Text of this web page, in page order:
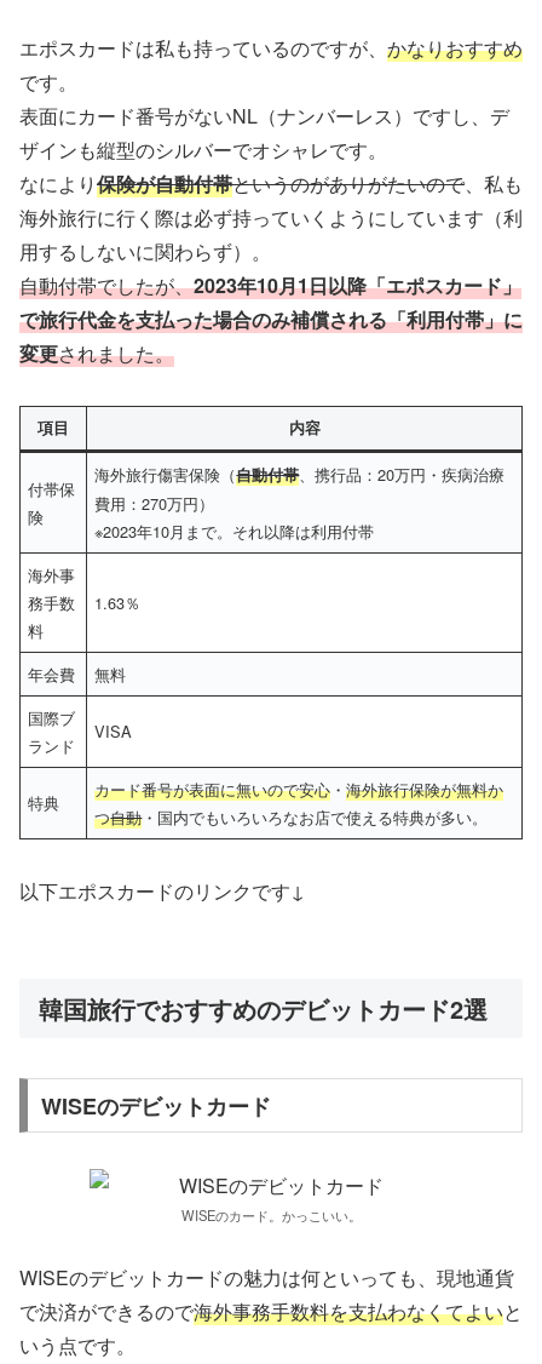
エポスカードは私も持っているのですが、 かなりおすすめ
です。
表面にカード番号がないNL（ナンバーレス）ですし、デ
ザインも縦型のシルバーでオシャレです。
なにより保険が自動付帯というのがありがたいので、私も
海外旅行に行く際は必ず持っていくようにしています（利
用するしないに関わらず）。
自動付帯でしたが、2023年10月1日以降「エポスカード」
で旅行代金を支払った場合のみ補償される「利用付帯」に
変更されました。
項目 内容
付帯保
険
海外旅行傷害保険（自動付帯、携行品：20万円・疾病治療
費用：270万円）
※2023年10月まで。それ以降は利用付帯
海外事
務手数
料
1.63％
年会費
無料
国際ブ
ランド
VISA
特典
カード番号が表面に無いので安心 ・海外旅行保険が無料か
つ自動・国内でもいろいろなお店で使える特典が多い。
以下エポスカードのリンクです↓
韓国旅行でおすすめのデビットカード2選
WISEのデビットカード
WISEのカード。かっこいい。
WISEのデビットカードの魅力は何といっても、現地通貨
で決済ができるので海外事務手数料を支払わなくてよいと
いう点です。